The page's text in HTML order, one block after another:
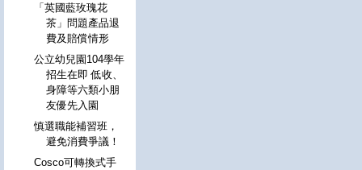
「英國藍玫瑰花
茶」問題產品退
費及賠償情形
公立幼兒園104學年
招生在即 低收、
身障等六類小朋
友優先入園
慎選職能補習班，
避免消費爭議！
Cosco可轉換式手